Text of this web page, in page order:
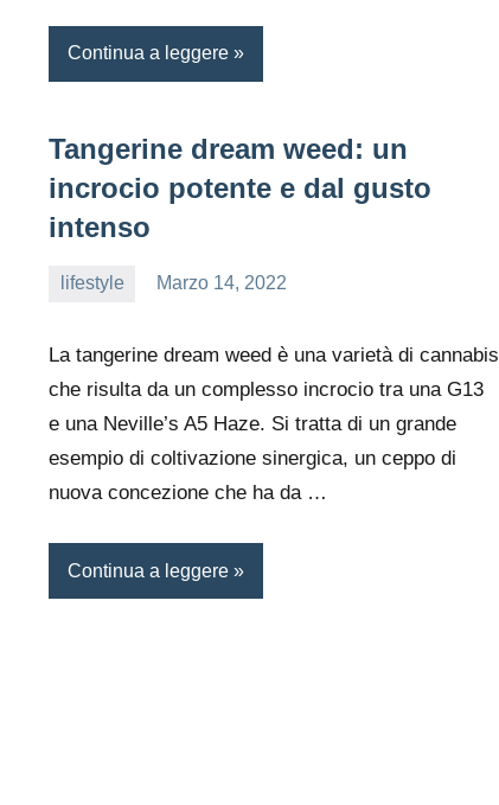
Continua a leggere
Tangerine dream weed: un
incrocio potente e dal gusto
intenso
lifestyle
Marzo 14, 2022
La tangerine dream weed è una varietà di cannabis
che risulta da un complesso incrocio tra una G13
e una Neville’s A5 Haze. Si tratta di un grande
esempio di coltivazione sinergica, un ceppo di
nuova concezione che ha da …
Continua a leggere